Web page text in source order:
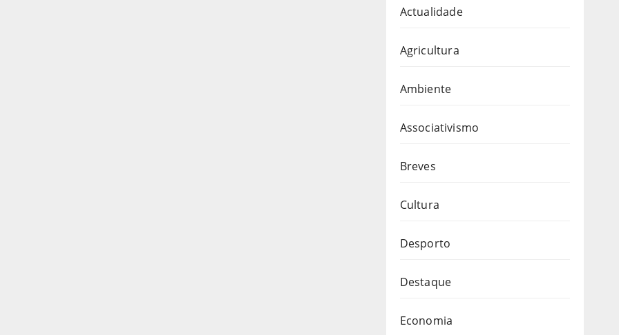
Actualidade
Agricultura
Ambiente
Associativismo
Breves
Cultura
Desporto
Destaque
Economia